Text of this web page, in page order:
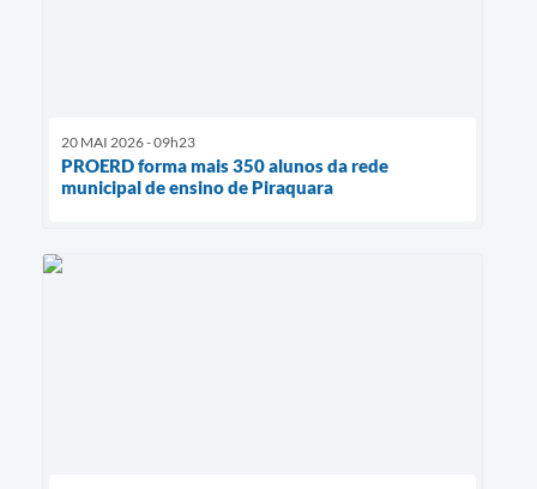
20 MAI 2026 - 09h23
PROERD forma mais 350 alunos da rede
municipal de ensino de Piraquara